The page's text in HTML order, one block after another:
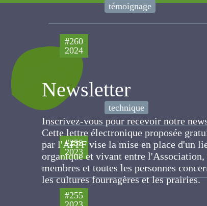
témoignage
#260
2024
JOST JEREMIE, RICHARD F.,
technique
#255
2023 Sélection des
Julier Bernadette
#255
Sélection et
Newsletter
Inscrivez-vous pour recevoir notre
Cette lettre électronique proposée
gratuitement par l'AFPF vise la mise
d'un lien organique et vivant entre
l'Association, ses membres et toutes
personnes concernées par les
fourragères et les prairies.